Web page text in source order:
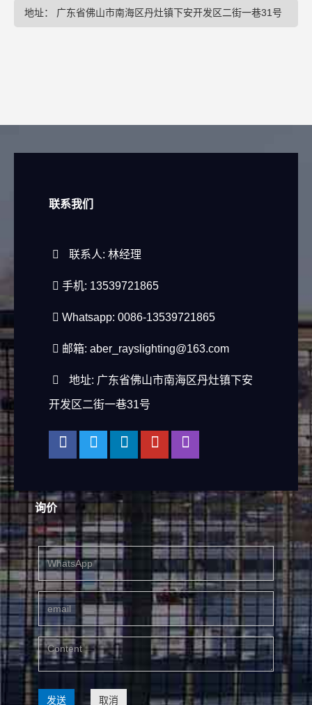
地址： 广东省佛山市南海区丹灶镇下安开发区二街一巷31号
联系我们
联系人: 林经理
手机: 13539721865
Whatsapp: 0086-13539721865
邮箱: aber_rayslighting@163.com
地址: 广东省佛山市南海区丹灶镇下安
开发区二街一巷31号
询价
发送 取消